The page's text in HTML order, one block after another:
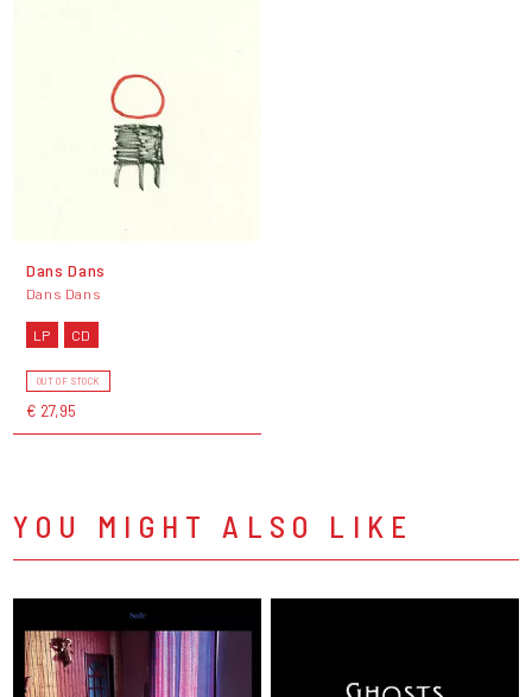
Dans Dans
Dans Dans
LP CD
OUT OF STOCK
€ 27,95
YOU MIGHT ALSO LIKE